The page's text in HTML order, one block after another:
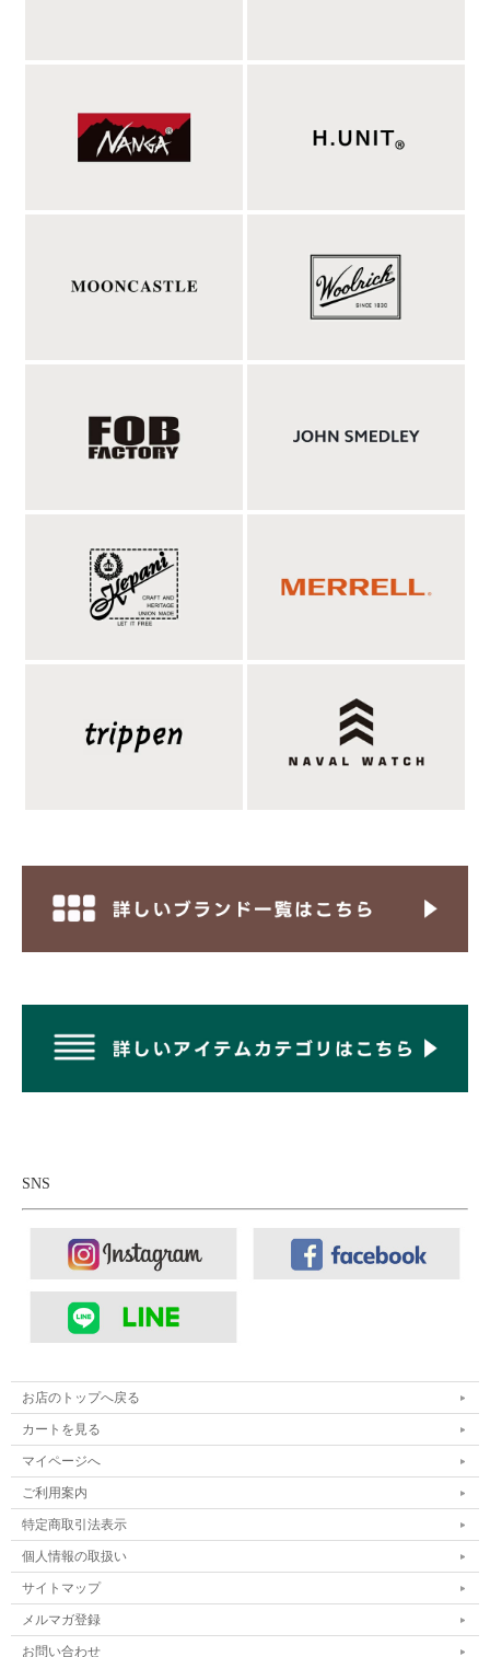
SNS
お店のトップへ戻る
カートを見る
マイページへ
ご利用案内
特定商取引法表示
個人情報の取扱い
サイトマップ
メルマガ登録
お問い合わせ